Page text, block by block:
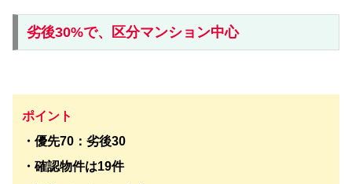
劣後30%で、区分マンション中心
ポイント
・優先70：劣後30
・確認物件は19件